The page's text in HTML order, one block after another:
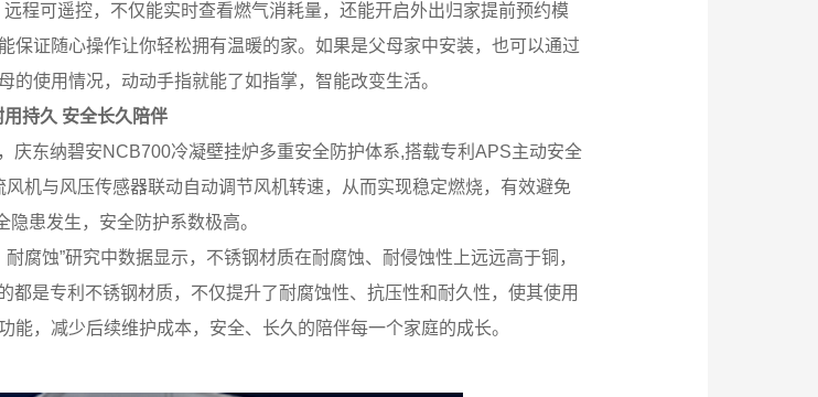
程可遥控，不仅能实时查看燃气消耗量，还能开启外出归家提前预约模
保证随心操作让你轻松拥有温暖的家。如果是父母家中安装，也可以通过
的使用情况，动动手指就能了如指掌，智能改变生活。
用持久 安全长久陪伴
庆东纳碧安NCB700冷凝壁挂炉多重安全防护体系,搭载专利APS主动安全
机与风压传感器联动自动调节风机转速，从而实现稳定燃烧，有效避免
隐患发生，安全防护系数极高。
腐蚀”研究中数据显示，不锈钢材质在耐腐蚀、耐侵蚀性上远远高于铜，
是专利不锈钢材质，不仅提升了耐腐蚀性、抗压性和耐久性，使其使用
，减少后续维护成本，安全、长久的陪伴每一个家庭的成长。